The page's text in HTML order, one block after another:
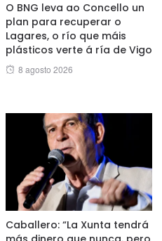
O BNG leva ao Concello un
plan para recuperar o
Lagares, o río que máis
plásticos verte á ría de Vigo
Posted
8 agosto 2026
Caballero: “La Xunta tendrá